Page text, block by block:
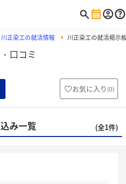
川正染工の就活情報 川正染工の就活掲示
口コミ
お気に入り (0)
み一覧 (全1件)